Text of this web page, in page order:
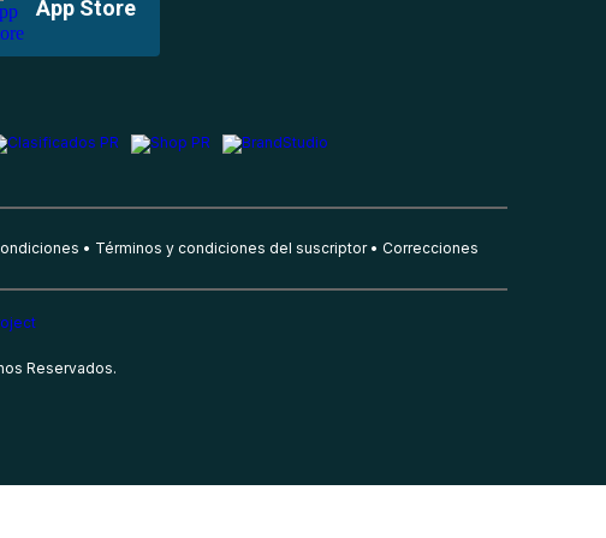
App Store
Términos y condiciones del suscriptor Correcciones
Reservados.